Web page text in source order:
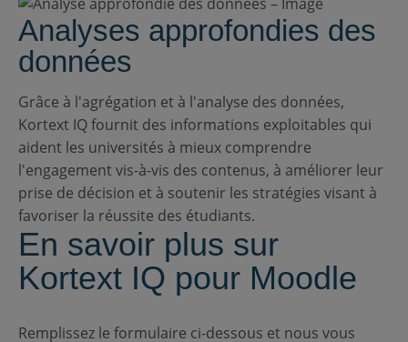
Analyses approfondies des
données
Grâce à l'agrégation et à l'analyse des données,
Kortext IQ fournit des informations exploitables qui
aident les universités à mieux comprendre
l'engagement vis-à-vis des contenus, à améliorer leur
prise de décision et à soutenir les stratégies visant à
favoriser la réussite des étudiants.
En savoir plus sur
Kortext IQ pour Moodle
Remplissez le formulaire ci-dessous et nous vous